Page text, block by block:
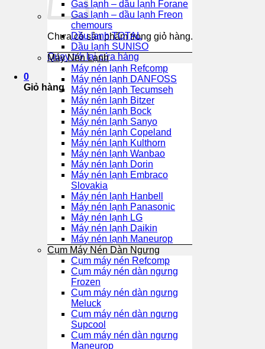
Chưa có sản phẩm trong giỏ hàng.
Quay trở lại cửa hàng
0
Giỏ hàng
Gas lạnh – dầu lạnh Forane
Gas lạnh – dầu lạnh Freon
chemours
Dầu lạnh TOTAL
Dầu lạnh SUNISO
Máy Nén Lạnh
Máy nén lạnh Refcomp
Máy nén lạnh DANFOSS
Máy nén lạnh Tecumseh
Máy nén lạnh Bitzer
Máy nén lạnh Bock
Máy nén lạnh Sanyo
Máy nén lạnh Copeland
Máy nén lạnh Kulthorn
Máy nén lạnh Wanbao
Máy nén lạnh Dorin
Máy nén lạnh Embraco
Slovakia
Máy nén lạnh Hanbell
Máy nén lạnh Panasonic
Máy nén lạnh LG
Máy nén lạnh Daikin
Máy nén lạnh Maneurop
Cụm Máy Nén Dàn Ngưng
Cụm máy nén Refcomp
Cụm máy nén dàn ngưng
Frozen
Cụm máy nén dàn ngưng
Meluck
Cụm máy nén dàn ngưng
Supcool
Cụm máy nén dàn ngưng
Maneurop